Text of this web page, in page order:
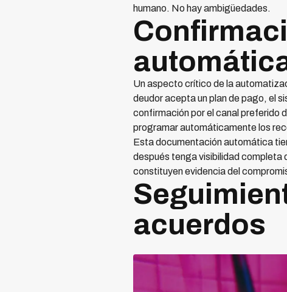
humano. No hay ambigüedades.
Un aspecto crítico de la
deudor acepta un plan de pago, el
confirmación por el canal preferido
programar automáticamente los
Esta documentación automática
después tenga visibilidad completa
constituyen evidencia del
acuerdos